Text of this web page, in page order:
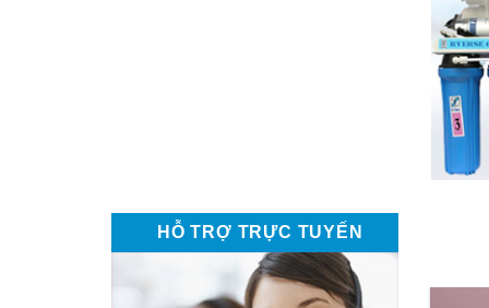
HỖ TRỢ TRỰC TUYẾN